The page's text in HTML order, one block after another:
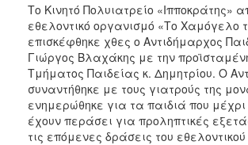
ΗΡΑΚΛΕΙΟ
Το Κινητό Πολυιατρείο «Ιπποκράτης»
εθελοντικό οργανισμό «Το Χαμόγελο
επισκέφθηκε χθες ο Αντιδήμαρχος
Γιώργος Βλαχάκης με την
Τμήματος Παιδείας κ. Δημητρίου. Ο
συναντήθηκε με τους γιατρούς της
ενημερώθηκε για τα παιδιά που
έχουν περάσει για προληπτικές
τις επόμενες δράσεις του